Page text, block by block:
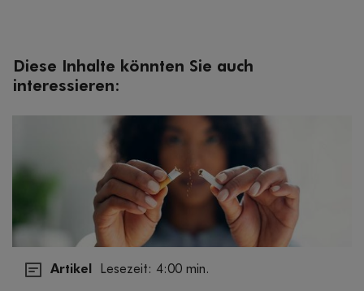
Diese Inhalte könnten Sie auch
interessieren:
Artikel Lesezeit: 4:00 min.